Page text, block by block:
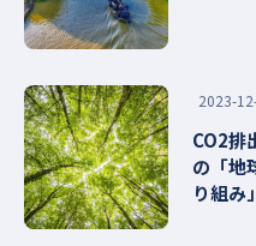
2023-
CO2排
の「地
り組み